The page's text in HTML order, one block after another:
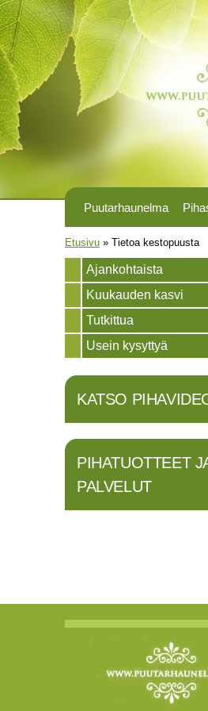
Puutarhaunelma
Olet täällä
Etusivu » Tietoa kestopuusta
Ajankohtaista
Kuukauden kasvi
Tutkittua
Usein kysyttyä
KATSO
PIHATUOTTEET
PALVELUT